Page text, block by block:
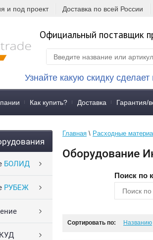
и под проект Доставка по всей России
Официальный поставщик
Узнайте какую скидку
Как купить? Доставка Гарантия/
БОЛИД
РУБЕЖ
Главная \ Расходные
Оборудование
Поиск по
Сортировать по: Названию